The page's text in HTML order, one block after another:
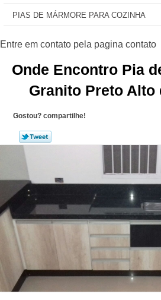
PIAS DE MÁRMORE PARA COZINHA
Onde Encontro Pia
Granito Preto Alto
Gostou? compartilhe!